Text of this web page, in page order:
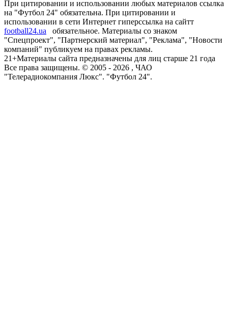
При цитировании и использовании любых материалов ссылка
на "Футбол 24" обязательна. При цитировании и
использовании в сети Интернет гиперссылка на сайтт
football24.ua
обязательное. Материалы со знаком
"Спецпроект", "Партнерский материал", "Реклама", "Новости
компаний" публикуем на правах рекламы.
21+Материалы сайта предназначены для лиц старше 21 года
Все права защищены. © 2005 - 2026 , ЧАО
"Телерадиокомпания Люкс". "Футбол 24".